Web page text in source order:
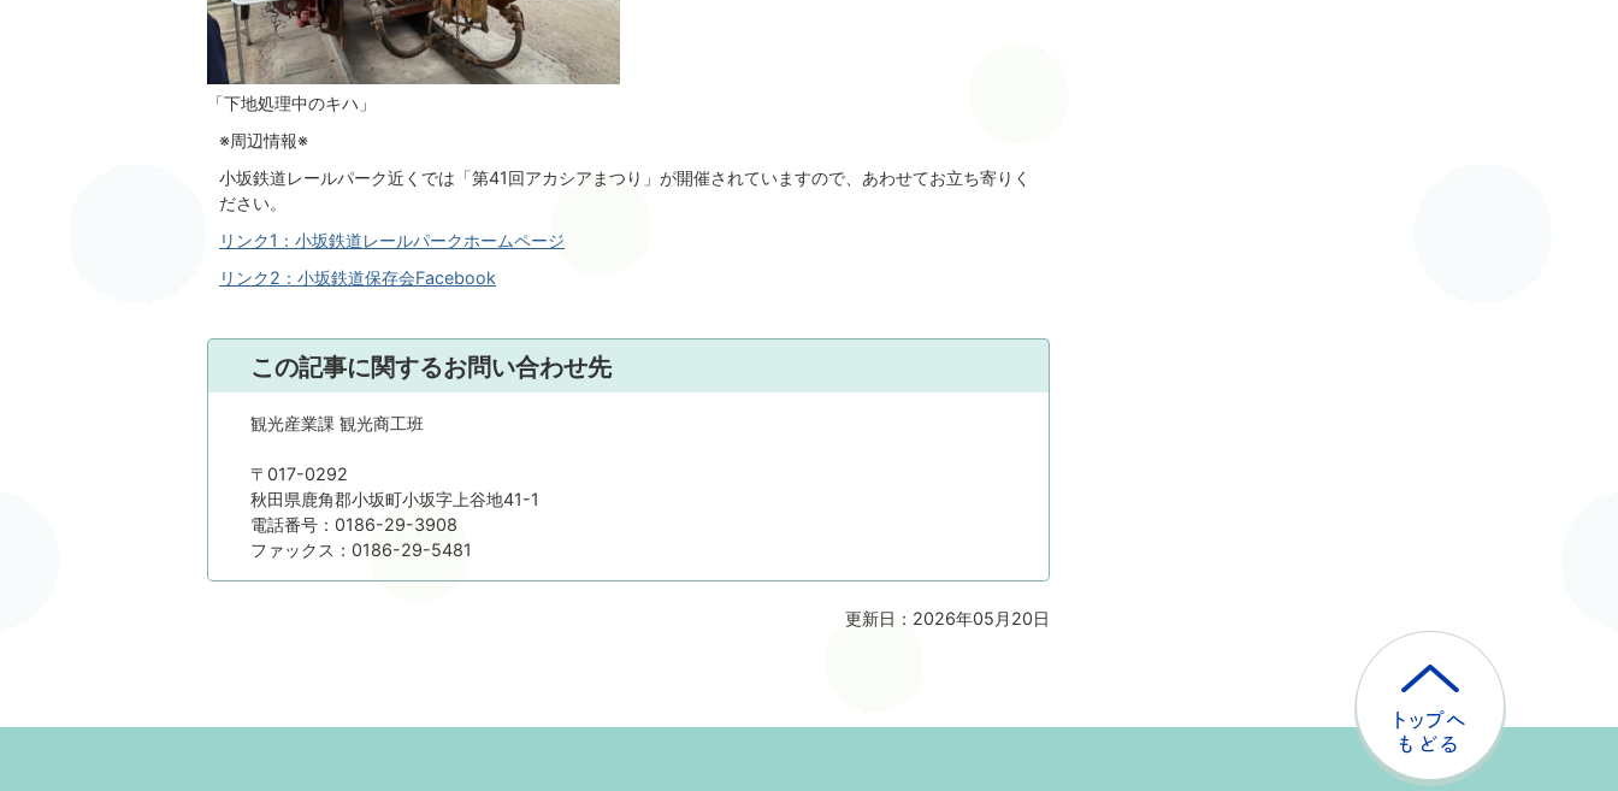
「下地処理中のキハ」
※周辺情報※
小坂鉄道レールパーク近くでは「第41回アカシアまつり」が開催されていますので、あわせてお立ち寄りく
ださい。
リンク1：小坂鉄道レールパークホームページ
リンク2：小坂鉄道保存会Facebook
この記事に関するお問い合わせ先
観光産業課 観光商工班
〒017-0292
秋田県鹿角郡小坂町小坂字上谷地41-1
電話番号：0186-29-3908
ファックス：0186-29-5481
更新日：2026年05月20日
戻